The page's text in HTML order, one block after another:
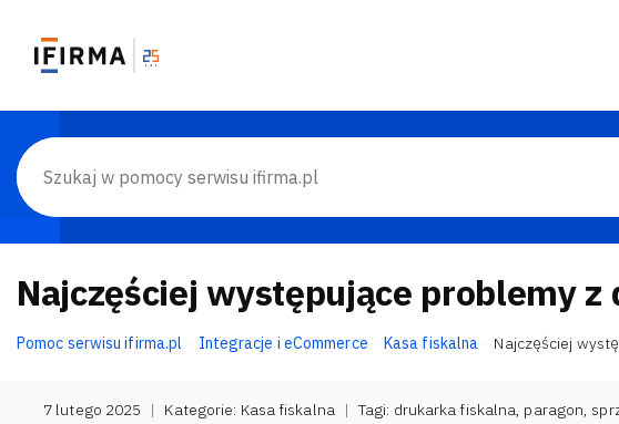
Najczęściej występujące problemy
Pomoc serwisu ifirma.pl Integracje i eCommerce Kasa fiskalna Najczęściej
7 lutego 2025 | Kategorie: Kasa fiskalna | Tagi: drukarka fiskalna, paragon,